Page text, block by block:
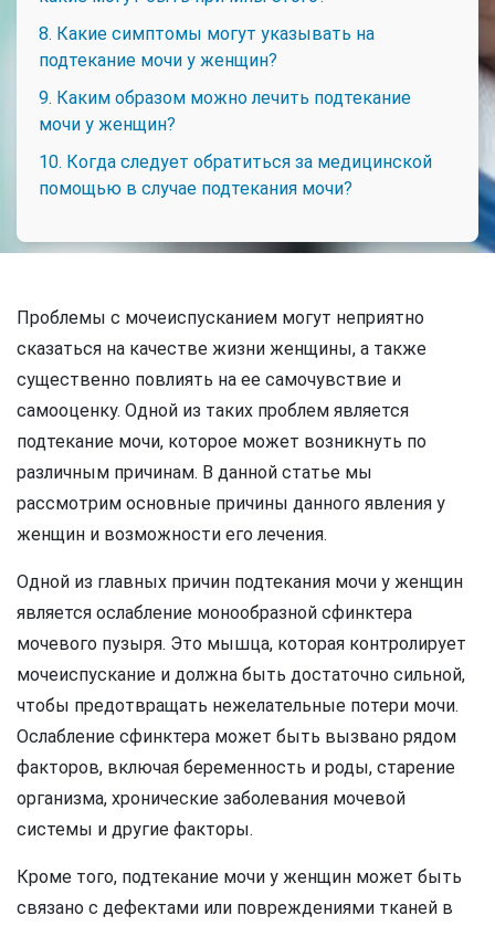
8. Какие симптомы могут указывать на
подтекание мочи у женщин?
9. Каким образом можно лечить подтекание
мочи у женщин?
10. Когда следует обратиться за медицинской
помощью в случае подтекания мочи?
Проблемы с мочеиспусканием могут неприятно
сказаться на качестве жизни женщины, а также
существенно повлиять на ее самочувствие и
самооценку. Одной из таких проблем является
подтекание мочи, которое может возникнуть по
различным причинам. В данной статье мы
рассмотрим основные причины данного явления у
женщин и возможности его лечения.
Одной из главных причин подтекания мочи у женщин
является ослабление монообразной сфинктера
мочевого пузыря. Это мышца, которая контролирует
мочеиспускание и должна быть достаточно сильной,
чтобы предотвращать нежелательные потери мочи.
Ослабление сфинктера может быть вызвано рядом
факторов, включая беременность и роды, старение
организма, хронические заболевания мочевой
системы и другие факторы.
Кроме того, подтекание мочи у женщин может быть
связано с дефектами или повреждениями тканей в